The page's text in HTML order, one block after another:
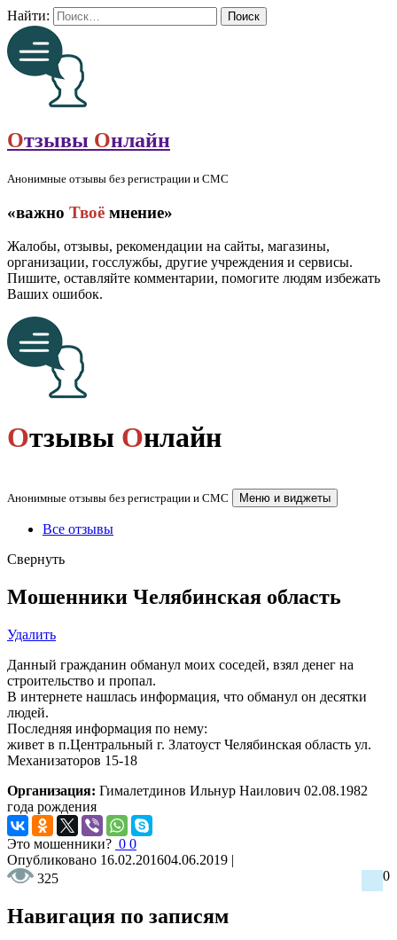
Найти:
Отзывы Онлайн
Анонимные отзывы без регистрации и СМС
«важно Твоё мнение»
Жалобы, отзывы, рекомендации на сайты, магазины,
организации, госслужбы, другие учреждения и сервисы.
Пишите, оставляйте комментарии, помогите людям избежать
Ваших ошибок.
Отзывы Онлайн
Анонимные отзывы без регистрации и СМС Меню и виджеты
Все отзывы
Свернуть
Мошенники Челябинская область
Удалить
Данный гражданин обманул моих соседей, взял денег на
строительство и пропал.
В интернете нашлась информация, что обманул он десятки
людей.
Последняя информация по нему:
живет в п.Центральный г. Златоуст Челябинская область ул.
Механизаторов 15-18
Организация: Гималетдинов Ильнур Наилович 02.08.1982
года рождения
Это мошенники? 0 0
Опубликовано 16.02.201604.06.2019 |
325
0
Навигация по записям